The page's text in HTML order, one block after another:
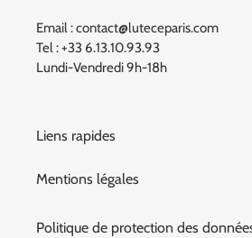
Email : contact@luteceparis.com
Tel : +33 6.13.10.93.93
Lundi-Vendredi 9h-18h
Liens rapides
Mentions légales
Politique de protection des